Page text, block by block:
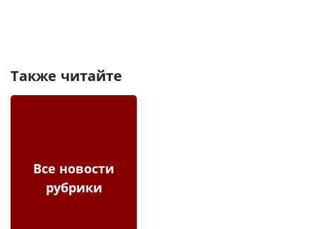
Также читайте
Все новости
рубрики